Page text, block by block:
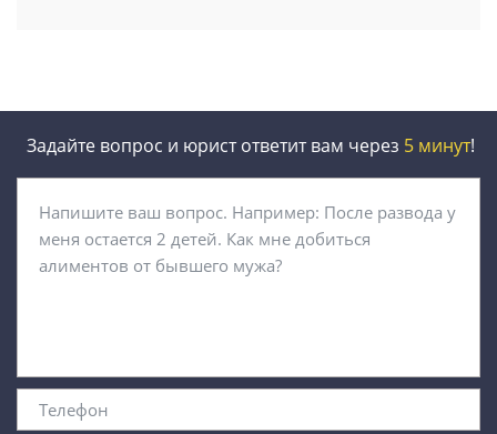
Задайте вопрос и юрист ответит вам через 5 минут!